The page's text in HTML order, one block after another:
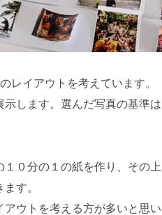
レイアウトを考えています。
示します。選んだ写真の基準
１０分の１の紙を作り、その
す。
ウトを考える方が多いと思